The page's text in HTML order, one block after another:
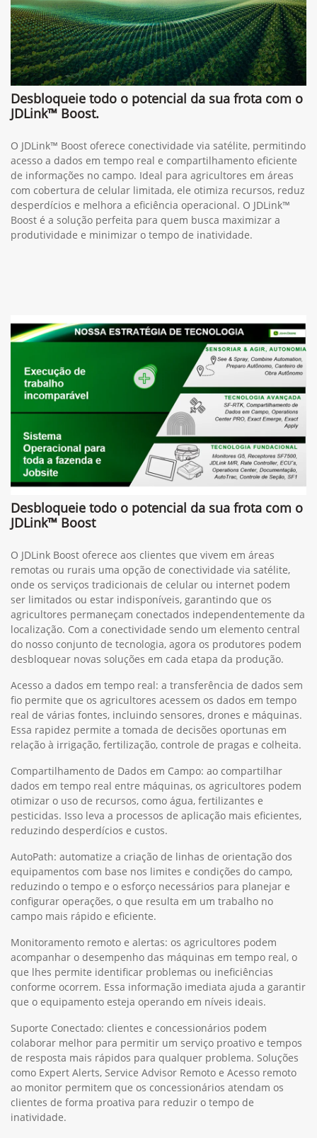
Desbloqueie todo o potencial da sua frota com o
JDLink™ Boost.
O JDLink™ Boost oferece conectividade via satélite, permitindo
acesso a dados em tempo real e compartilhamento eficiente
de informações no campo. Ideal para agricultores em áreas
com cobertura de celular limitada, ele otimiza recursos, reduz
desperdícios e melhora a eficiência operacional. O JDLink™
Boost é a solução perfeita para quem busca maximizar a
produtividade e minimizar o tempo de inatividade.
Desbloqueie todo o potencial da sua frota com o
JDLink™ Boost
O JDLink Boost oferece aos clientes que vivem em áreas
remotas ou rurais uma opção de conectividade via satélite,
onde os serviços tradicionais de celular ou internet podem
ser limitados ou estar indisponíveis, garantindo que os
agricultores permaneçam conectados independentemente da
localização. Com a conectividade sendo um elemento central
do nosso conjunto de tecnologia, agora os produtores podem
desbloquear novas soluções em cada etapa da produção.
Acesso a dados em tempo real: a transferência de dados sem
fio permite que os agricultores acessem os dados em tempo
real de várias fontes, incluindo sensores, drones e máquinas.
Essa rapidez permite a tomada de decisões oportunas em
relação à irrigação, fertilização, controle de pragas e colheita.
Compartilhamento de Dados em Campo: ao compartilhar
dados em tempo real entre máquinas, os agricultores podem
otimizar o uso de recursos, como água, fertilizantes e
pesticidas. Isso leva a processos de aplicação mais eficientes,
reduzindo desperdícios e custos.
AutoPath: automatize a criação de linhas de orientação dos
equipamentos com base nos limites e condições do campo,
reduzindo o tempo e o esforço necessários para planejar e
configurar operações, o que resulta em um trabalho no
campo mais rápido e eficiente.
Monitoramento remoto e alertas: os agricultores podem
acompanhar o desempenho das máquinas em tempo real, o
que lhes permite identificar problemas ou ineficiências
conforme ocorrem. Essa informação imediata ajuda a garantir
que o equipamento esteja operando em níveis ideais.
Suporte Conectado: clientes e concessionários podem
colaborar melhor para permitir um serviço proativo e tempos
de resposta mais rápidos para qualquer problema. Soluções
como Expert Alerts, Service Advisor Remoto e Acesso remoto
ao monitor permitem que os concessionários atendam os
clientes de forma proativa para reduzir o tempo de
inatividade.